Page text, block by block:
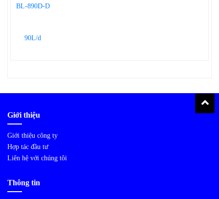
Giới thiệu
Giới thiệu công ty
Hợp tác đầu tư
Liên hệ với chúng tôi
Thông tin